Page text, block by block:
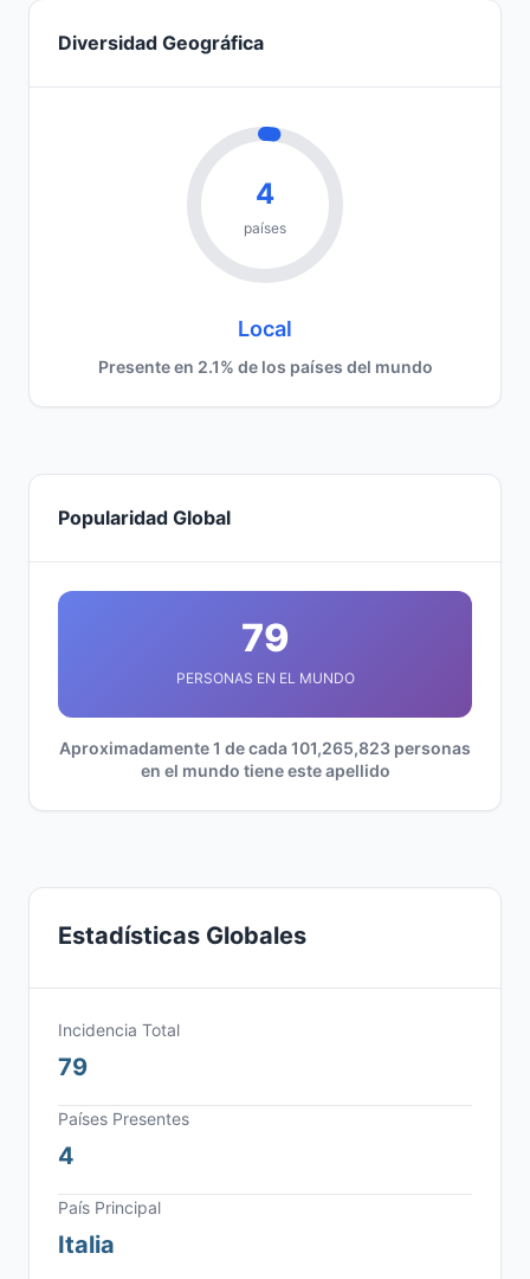
Diversidad Geográfica
4
países
Local
Presente en 2.1% de los países del mundo
Popularidad Global
79
PERSONAS EN EL MUNDO
Aproximadamente 1 de cada 101,265,823 personas
en el mundo tiene este apellido
Estadísticas Globales
Incidencia Total
79
Países Presentes
4
País Principal
Italia